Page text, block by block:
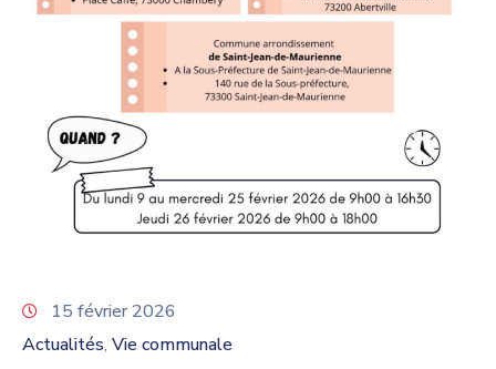
15 février 2026
Actualités‚ Vie communale